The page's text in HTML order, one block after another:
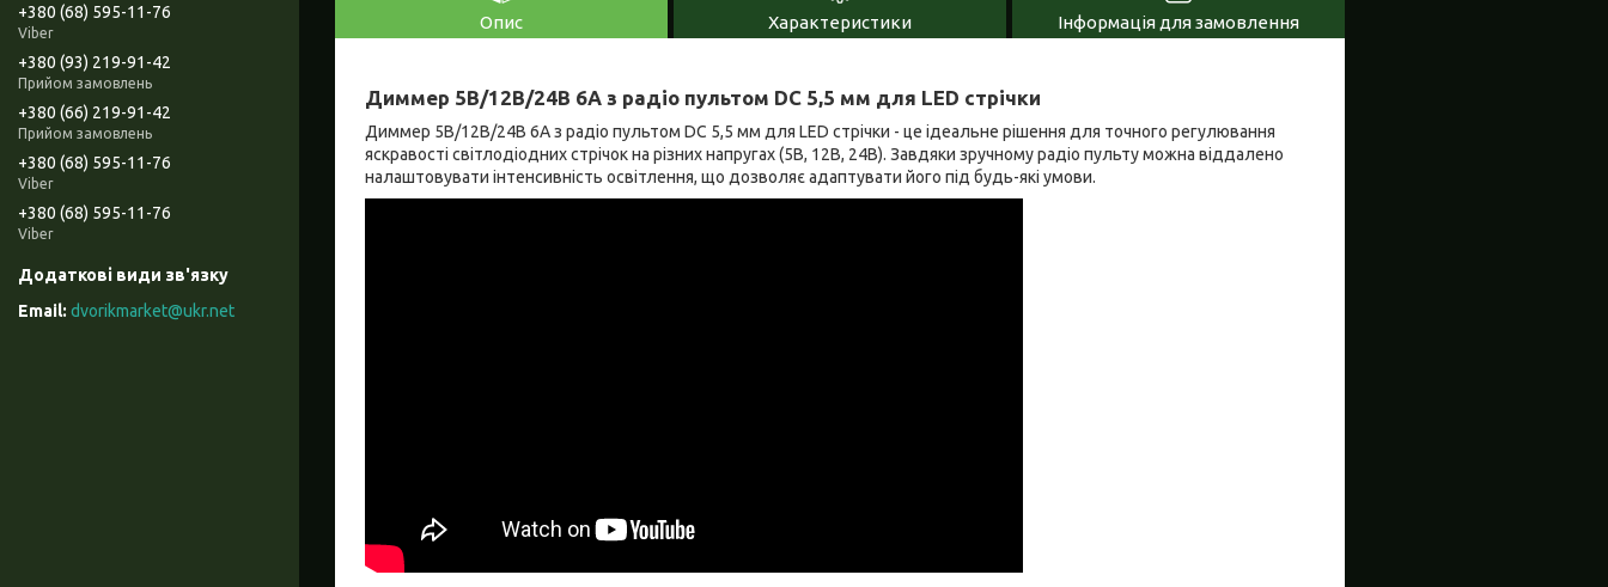
Опис Характеристики Інформація для замовлення
Диммер 5В/12В/24В 6А з радіо пультом DC 5,5 мм для LED стрічки
Диммер 5В/12В/24В 6А з радіо пультом DC 5,5 мм для LED стрічки - це ідеальне рішення для точного регулювання
яскравості світлодіодних стрічок на різних напругах (5В, 12В, 24В). Завдяки зручному радіо пульту можна віддалено
налаштовувати інтенсивність освітлення, що дозволяє адаптувати його під будь-які умови.
+380 (68) 595-11-76
Viber
+380 (93) 219-91-42
Прийом замовлень
+380 (66) 219-91-42
Прийом замовлень
+380 (68) 595-11-76
Viber
+380 (68) 595-11-76
Viber
dvorikmarket@ukr.net